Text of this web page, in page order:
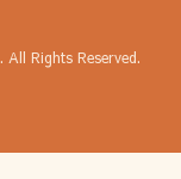
. All Rights Reserved.